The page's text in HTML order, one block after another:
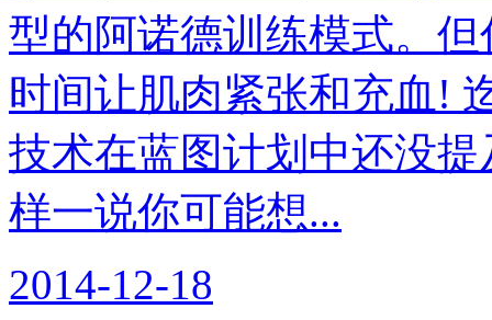
型的阿诺德训练模式。
时间让肌肉紧张和充血!
技术在蓝图计划中还没
样一说你可能想...
2014-12-18